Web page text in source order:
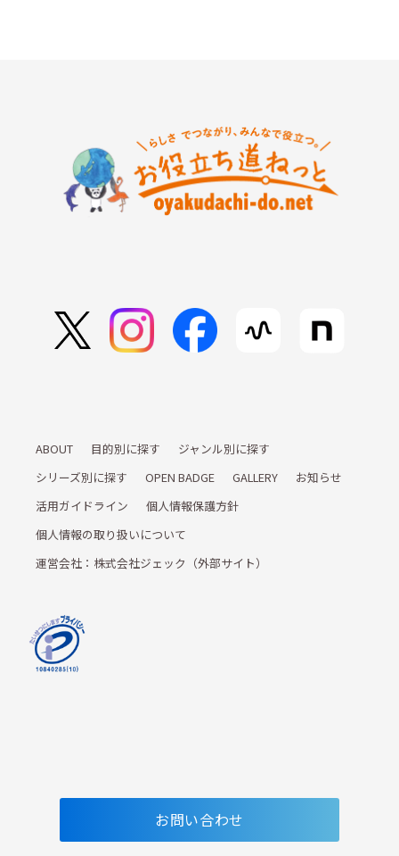
ABOUT 目的別に探す
ジャンル別に探す
シリーズ別に探す
OPEN BADGE GALLERY
お知らせ
活用ガイドライン
個人情報保護方針
個人情報の取り扱いについて
運営会社：株式会社ジェック（外部サイト）
お問い合わせ